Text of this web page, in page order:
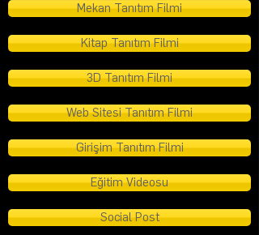
Mekan Tanıtım Filmi
Kitap Tanıtım Filmi
3D Tanıtım Filmi
Web Sitesi Tanıtım Filmi
Girişim Tanıtım Filmi
Eğitim Videosu
Social Post